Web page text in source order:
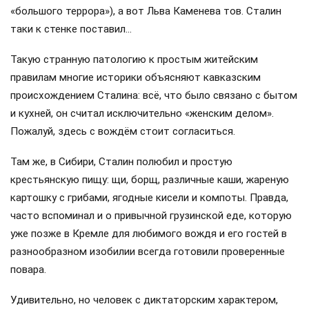
«большого террора»), а вот Льва Каменева тов. Сталин
таки к стенке поставил…
Такую странную патологию к простым житейским
правилам многие историки объясняют кавказским
происхождением Сталина: всё, что было связано с бытом
и кухней, он считал исключительно «женским делом».
Пожалуй, здесь с вождём стоит согласиться.
Там же, в Сибири, Сталин полюбил и простую
крестьянскую пищу: щи, борщ, различные каши, жареную
картошку с грибами, ягодные кисели и компоты. Правда,
часто вспоминал и о привычной грузинской еде, которую
уже позже в Кремле для любимого вождя и его гостей в
разнообразном изобилии всегда готовили проверенные
повара.
Удивительно, но человек с диктаторским характером,